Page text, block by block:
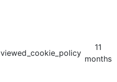
viewed_cookie_policy
11
months